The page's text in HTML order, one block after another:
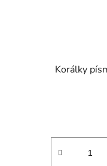
Korálky